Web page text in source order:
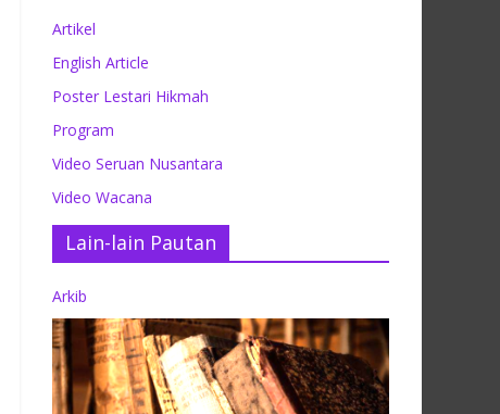
Artikel
English Article
Poster Lestari Hikmah
Program
Video Seruan Nusantara
Video Wacana
Lain-lain Pautan
Arkib